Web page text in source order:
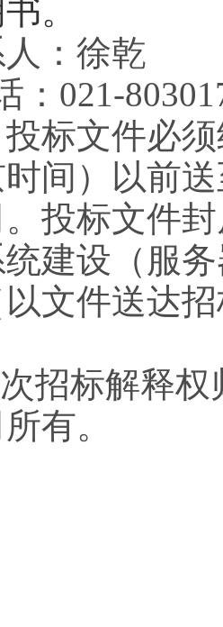
。
：徐乾
： 021-
文件必须
间）以前
。投标文件
建设（服
文件送达
招标解释
有。